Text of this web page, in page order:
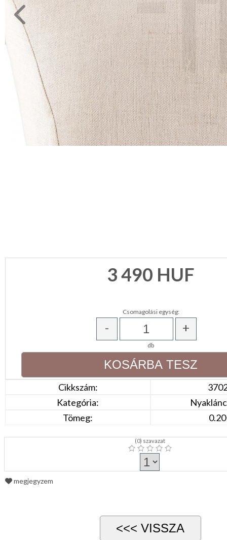
JELMEZ-
PARTY
KELLÉK
ESKÜVŐRE
KÉSZÜLÜNK
FÜRDŐSZOBA
GYEREKSZOBA
HÁLÓSZOBA
3 490 HUF
Csomagolási egység:
- +
db
Cikkszám:
Kategória:
Tömeg:
(0) szavazat
megjegyzem